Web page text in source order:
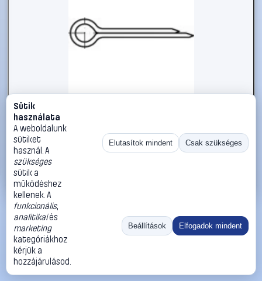
#1785802
Sasszeg TOOLCRAFT DIN 94 A 4, méret: 2 x 10 mm 100 db
TOOLCRAFT
1 490 Ft
Kosárba
«
Méret:
Rendezés:
©2026
ThermoScope
Cégbemutató
Sütik
használata
A weboldalunk
sütiket
használ. A
szükséges
sütik a
működéshez
kellenek. A
funkcionális,
analitikaiés
marketing
kategóriákhoz
kérjük a
hozzájárulásod.
Elutasítok mindent Csak szükséges
Beállítások Elfogadok mindent